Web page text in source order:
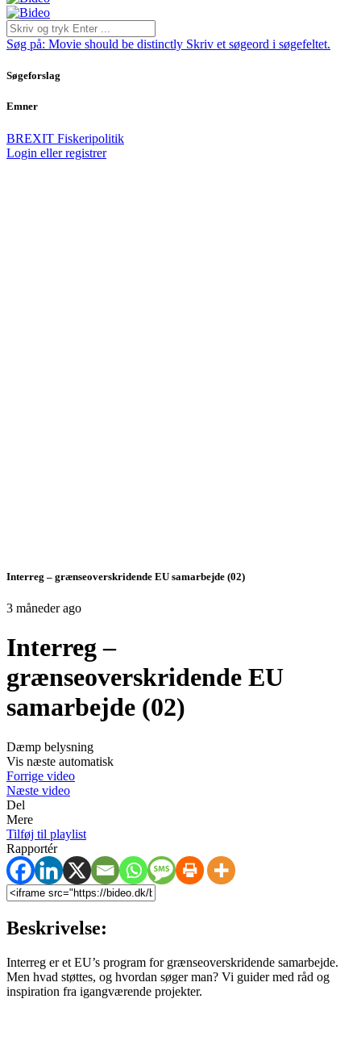
Søg på: Movie should be distinctly Skriv et søgeord i søgefeltet.
Søgeforslag
Emner
BREXIT Fiskeripolitik
Login eller registrer
Interreg – grænseoverskridende EU samarbejde (02)
3 måneder ago
Interreg –
grænseoverskridende EU
samarbejde (02)
Dæmp belysning
Vis næste automatisk
Forrige video
Næste video
Del
Mere
Tilføj til playlist
Rapportér
Beskrivelse:
Interreg er et EU’s program for grænseoverskridende samarbejde.
Men hvad støttes, og hvordan søger man? Vi guider med råd og
inspiration fra igangværende projekter.